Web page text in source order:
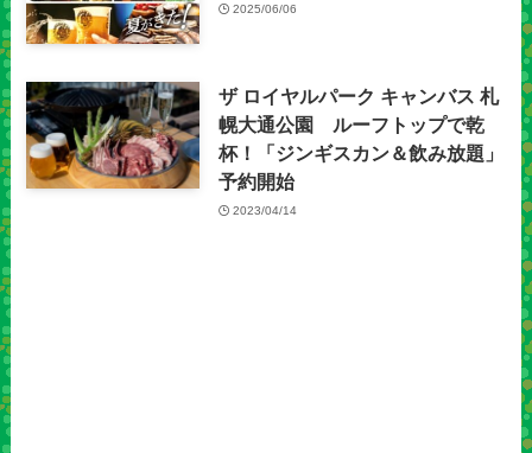
2025/06/06
ザ ロイヤルパーク キャンバス 札
幌大通公園 ルーフトップで乾
杯！「ジンギスカン＆飲み放題」
予約開始
2023/04/14